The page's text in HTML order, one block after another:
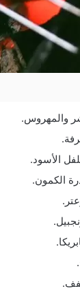
والمهروس.
الأسود.
الكمون.